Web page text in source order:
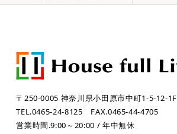
〒250-0005 神奈川県小田原市中町1-5-12-1F
TEL.0465-24-8125 FAX.0465-44-4705
営業時間.9:00～20:00 / 年中無休